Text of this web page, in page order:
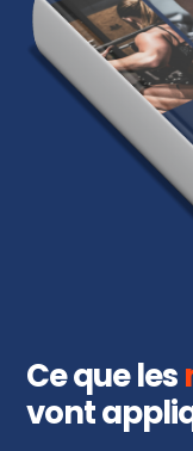
Ce que les
vont